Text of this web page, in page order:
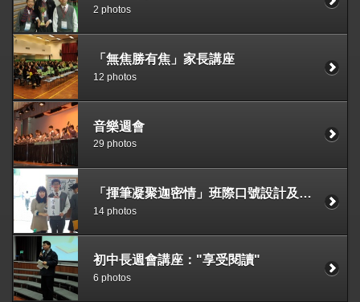
2 photos
「無焦勝有焦」家長講座
12 photos
音樂週會
29 photos
「揮筆凝聚迦密情」班際口號設計及書法比賽
14 photos
初中長週會講座："享受閱讀"
6 photos